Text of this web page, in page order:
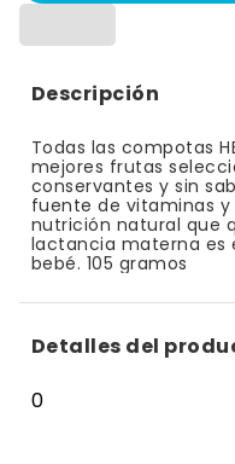
Descripción
Todas las compotas
mejores frutas
conservantes y sin
fuente de vitaminas
nutrición natural que
lactancia materna es
bebé. 105 gramos
Detalles del
0